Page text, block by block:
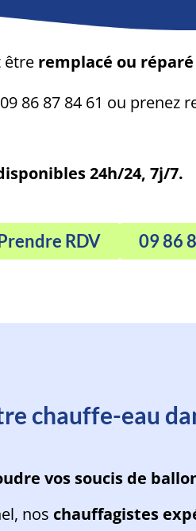
être remplacé ou
86 87 84 61 ou prenez
24h/24, 7j/7.
RDV 09 86
chauffe-eau
vos soucis de
nos chauffagistes